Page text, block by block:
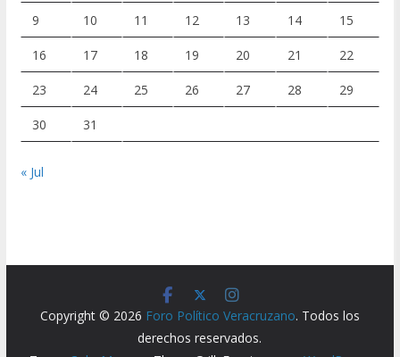
9 10 11 12 13 14 15
16 17 18 19 20 21 22
23 24 25 26 27 28 29
30 31
« Jul
Copyright © 2026 Foro Político Veracruzano. Todos los
derechos reservados.